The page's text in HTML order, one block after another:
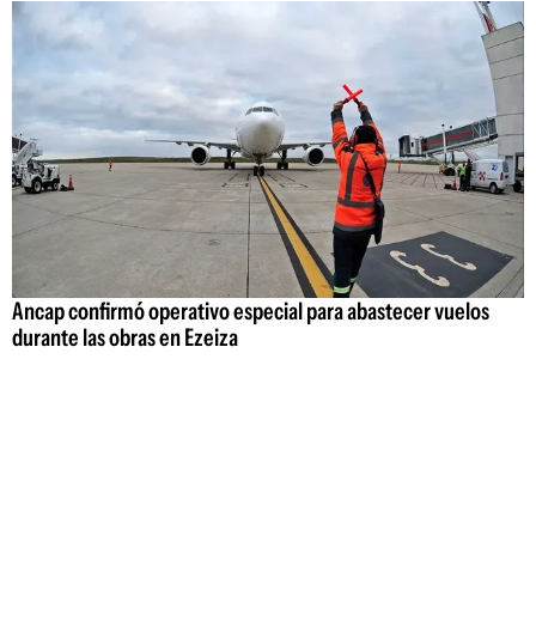
Ancap confirmó operativo especial para abastecer vuelos
durante las obras en Ezeiza